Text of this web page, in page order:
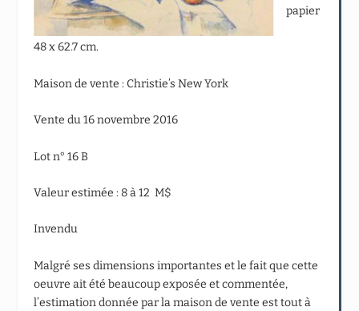
papier
48 x 62.7 cm.
Maison de vente : Christie’s New York
Vente du 16 novembre 2016
Lot n° 16 B
Valeur estimée : 8 à 12 M$
Invendu
Malgré ses dimensions importantes et le fait que cette
oeuvre ait été beaucoup exposée et commentée,
l’estimation donnée par la maison de vente est tout à